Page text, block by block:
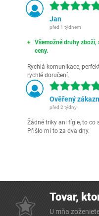
Jan
před 1 týdnem
Všemožné druhy
ceny.
Rychlá komunikace,
rychlé doručení.
Ověřený
před 2 týdny
Žádné triky ani fígle, to co
Přišlo mi to za dva dny.
Tovar,
U mňa